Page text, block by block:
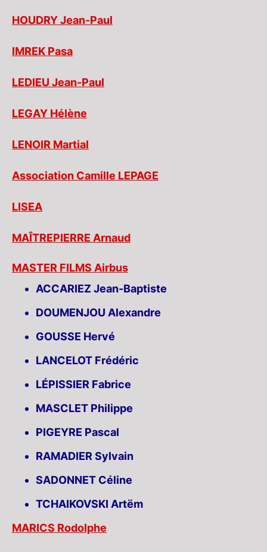
HOUDRY Jean-Paul
IMREK Pasa
LEDIEU Jean-Paul
LEGAY Hélène
LENOIR Martial
Association Camille LEPAGE
LISEA
MAÎTREPIERRE Arnaud
MASTER FILMS Airbus
ACCARIEZ Jean-Baptiste
DOUMENJOU Alexandre
GOUSSE Hervé
LANCELOT Frédéric
LÉPISSIER Fabrice
MASCLET Philippe
PIGEYRE Pascal
RAMADIER Sylvain
SADONNET Céline
TCHAIKOVSKI Artëm
MARICS Rodolphe